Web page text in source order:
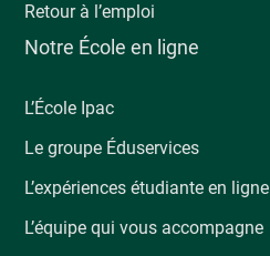
Retour à l’emploi
Notre École en ligne
L’École Ipac
Le groupe Éduservices
L’expériences étudiante en ligne
L’équipe qui vous accompagne